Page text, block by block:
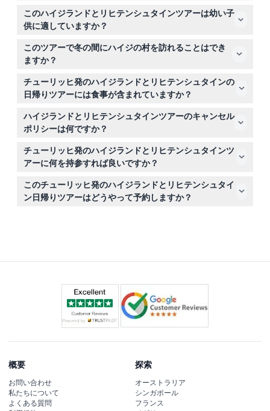
ツアーは通常午前11時に始まり、チューリッヒのメイン駅
（HB）の約200メートル後ろにあるバスターミナル シー
ルクワイで集合します。GPSナビゲーションには「リマッ
トシュトラーセ4、8005チューリッヒ」をご利用くださ
い。
このハイジランドとリヒテンシュタインツアーは幼い子
供に適していますか？
はい、0-5歳の子供は無料で参加できますが、0-15歳のす
べての子供は有料の大人の同伴が必要です。16歳以上の方
は大人料金となります。
このツアーで冬の間にハイジの村を訪れることはでき
ますか？
ハイジの村は11月から3月まで閉鎖されており、その期間
は代わりにヴェルデンベルク村を訪れます。
チューリッヒ発のハイジランドとリヒテンシュタインの
日帰りツアーには食事が含まれていますか？
ツアー料金には食事は含まれていないため、おやつを持参
するか、途中の休憩で食べ物を購入する予定を立ててくだ
さい。
ハイジランドとリヒテンシュタインツアーのキャンセル
ポリシーは何ですか？
チケットは返金不可でキャンセルもできませんので、正し
い日付と時間で予約を行ってください。
チューリッヒ発のハイジランドとリヒテンシュタインツ
アーに何を持参すれば良いですか？
歩きやすい靴、天候に合った服装を持参し、壮大な風景を
撮影するためにカメラを忘れずにお持ちください。
このチューリッヒ発のハイジランドとリヒテンシュタイ
ン日帰りツアーはどうやって予約しますか？
概要
お問い合わせ
私たちについて
よくある質問
探索
オーストラリア
シンガポール
フランス